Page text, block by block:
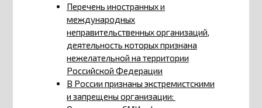
Перечень иностранных и
международных
неправительственных организаций,
деятельность которых признана
нежелательной на территории
Российской Федерации
В России признаны экстремистскими
и запрещены организации: